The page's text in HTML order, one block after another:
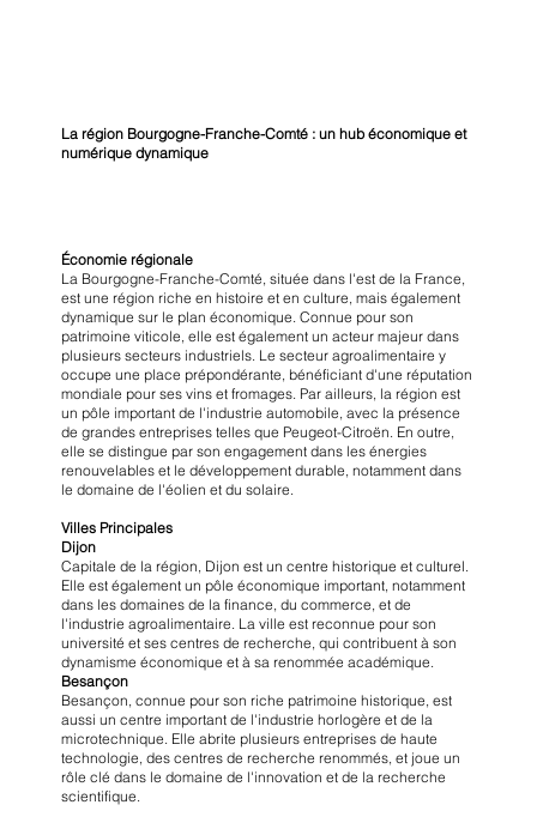
La région Bourgogne-Franche-Comté : un hub économique et
numérique dynamique
Économie régionale
La Bourgogne-Franche-Comté, située dans l'est de la France,
est une région riche en histoire et en culture, mais également
dynamique sur le plan économique. Connue pour son
patrimoine viticole, elle est également un acteur majeur dans
plusieurs secteurs industriels. Le secteur agroalimentaire y
occupe une place prépondérante, bénéficiant d'une réputation
mondiale pour ses vins et fromages. Par ailleurs, la région est
un pôle important de l'industrie automobile, avec la présence
de grandes entreprises telles que Peugeot-Citroën. En outre,
elle se distingue par son engagement dans les énergies
renouvelables et le développement durable, notamment dans
le domaine de l'éolien et du solaire.
Villes Principales
Dijon
Capitale de la région, Dijon est un centre historique et culturel.
Elle est également un pôle économique important, notamment
dans les domaines de la finance, du commerce, et de
l'industrie agroalimentaire. La ville est reconnue pour son
université et ses centres de recherche, qui contribuent à son
dynamisme économique et à sa renommée académique.
Besançon
Besançon, connue pour son riche patrimoine historique, est
aussi un centre important de l'industrie horlogère et de la
microtechnique. Elle abrite plusieurs entreprises de haute
technologie, des centres de recherche renommés, et joue un
rôle clé dans le domaine de l'innovation et de la recherche
scientifique.